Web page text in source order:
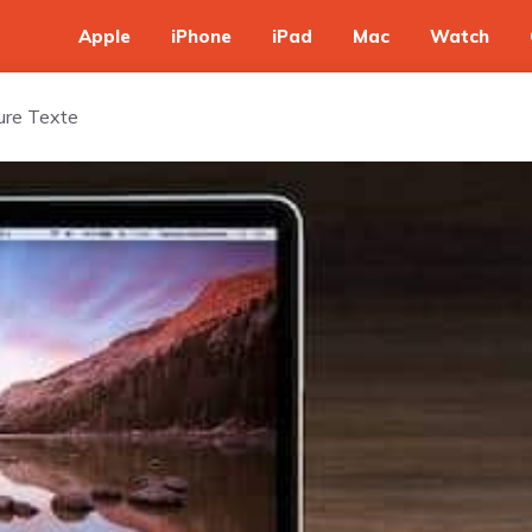
Apple iPhone iPad Mac Watch
Texte